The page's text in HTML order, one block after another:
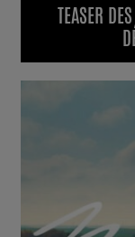
TEASER